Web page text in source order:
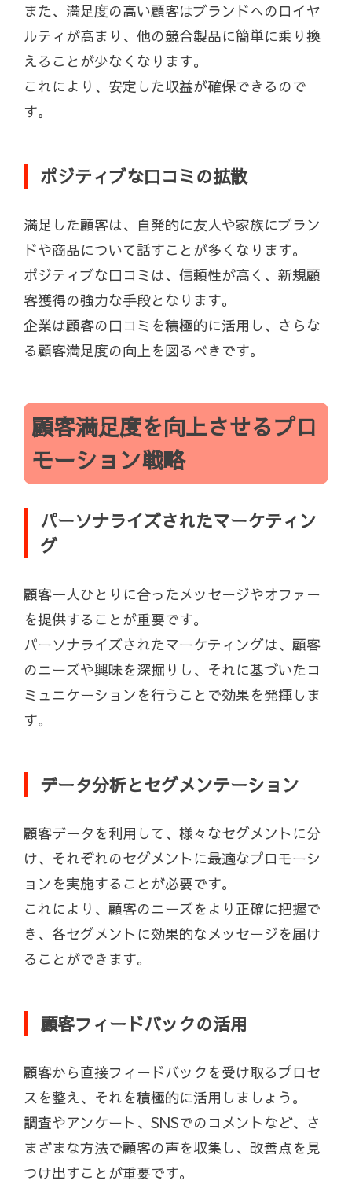
また、満足度の高い顧客はブランドへのロイヤ
ルティが高まり、他の競合製品に簡単に乗り換
えることが少なくなります。
これにより、安定した収益が確保できるので
す。
ポジティブな口コミの拡散
満足した顧客は、自発的に友人や家族にブラン
ドや商品について話すことが多くなります。
ポジティブな口コミは、信頼性が高く、新規顧
客獲得の強力な手段となります。
企業は顧客の口コミを積極的に活用し、さらな
る顧客満足度の向上を図るべきです。
顧客満足度を向上させるプロ
モーション戦略
パーソナライズされたマーケティン
グ
顧客一人ひとりに合ったメッセージやオファー
を提供することが重要です。
パーソナライズされたマーケティングは、顧客
のニーズや興味を深掘りし、それに基づいたコ
ミュニケーションを行うことで効果を発揮しま
す。
データ分析とセグメンテーション
顧客データを利用して、様々なセグメントに分
け、それぞれのセグメントに最適なプロモーシ
ョンを実施することが必要です。
これにより、顧客のニーズをより正確に把握で
き、各セグメントに効果的なメッセージを届け
ることができます。
顧客フィードバックの活用
顧客から直接フィードバックを受け取るプロセ
スを整え、それを積極的に活用しましょう。
調査やアンケート、SNSでのコメントなど、さ
まざまな方法で顧客の声を収集し、改善点を見
つけ出すことが重要です。